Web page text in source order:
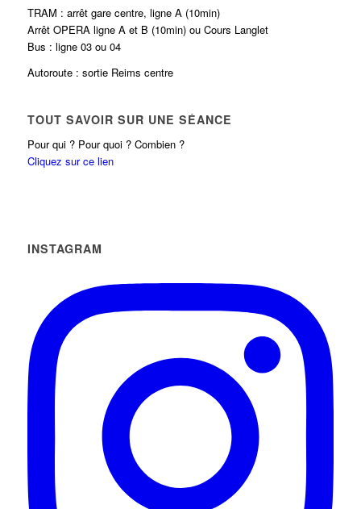
TRAM : arrêt gare centre, ligne A (10min)
Arrêt OPERA ligne A et B (10min) ou Cours Langlet
Bus : ligne 03 ou 04
Autoroute : sortie Reims centre
TOUT SAVOIR SUR UNE SÉANCE
Pour qui ? Pour quoi ? Combien ?
Cliquez sur ce lien
INSTAGRAM